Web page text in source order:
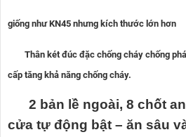
giống nhưKN45 nhưng kích thước lớn hơn
Thân két đúc đặc chống cháy chống
cấp tăng khả năng chống cháy.
2 bản lề ngoài, 8 chốt
cửa tự động bật – ăn sâu